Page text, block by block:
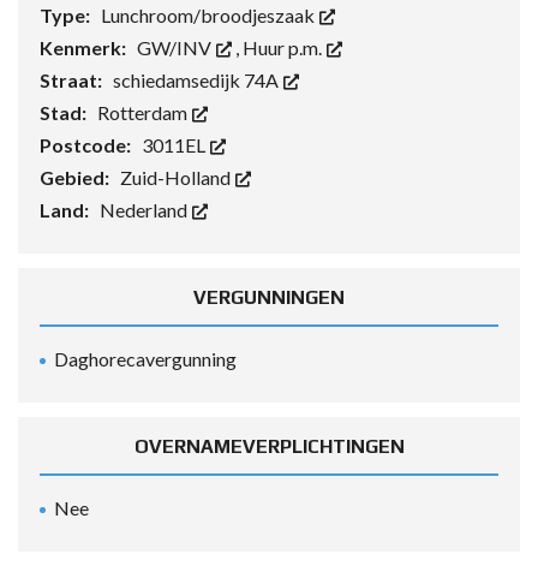
Type: Lunchroom/broodjeszaak
Kenmerk: GW/INV , Huur p.m.
Straat: schiedamsedijk 74A
Stad: Rotterdam
Postcode: 3011EL
Gebied: Zuid-Holland
Land: Nederland
VERGUNNINGEN
Daghorecavergunning
OVERNAMEVERPLICHTINGEN
Nee